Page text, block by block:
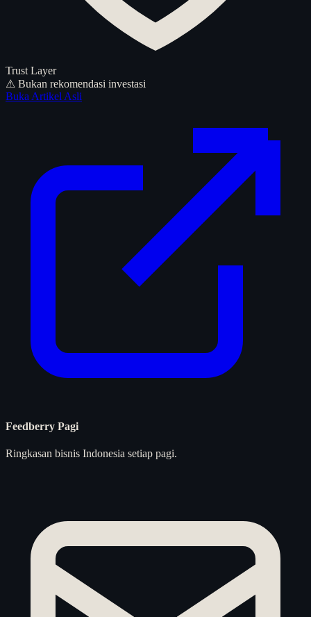
Trust Layer
⚠ Bukan rekomendasi investasi
Buka Artikel Asli
Feedberry Pagi
Ringkasan bisnis Indonesia setiap pagi.